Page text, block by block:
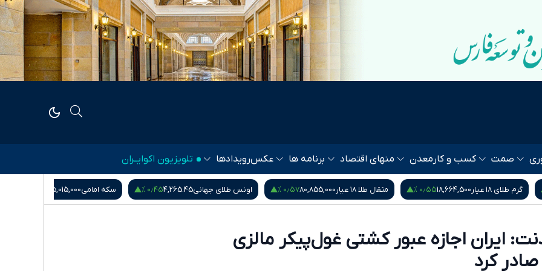
صمت کسب و کار معدن منهای اقتصاد برنامه ها عکسرویدادها تلویزیون اکوایــران
گرم طلای ۱۸ عیار 18,664,500۰٫۵۵ % مثقال طلا ۱۸ عیار 80,855,000۰٫۵۷ % اونس طلای جهانی4,265.45۰٫۴۵ % سکه امامی185,015,000
ایران اجازه عبور کشتی غول‌پیکر مالزی
صادر کرد